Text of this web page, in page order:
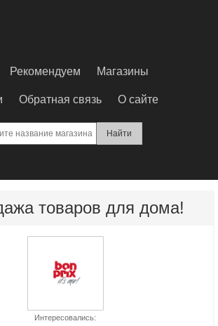
Рекомендуем Магазины
Обратная связь О сайте
товаров для дома!
Интересовались: